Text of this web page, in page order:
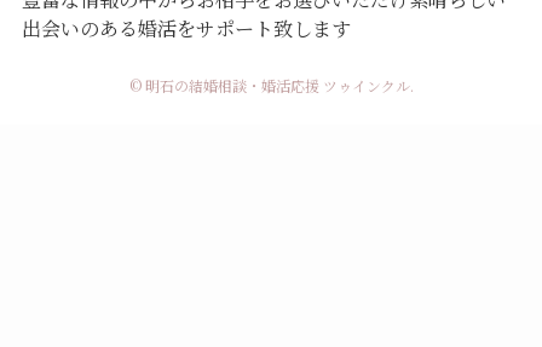
出会いのある婚活をサポート致します
© 明石の結婚相談・婚活応援 ツゥインクル.